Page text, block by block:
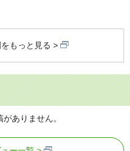
もっと見る
ありません。